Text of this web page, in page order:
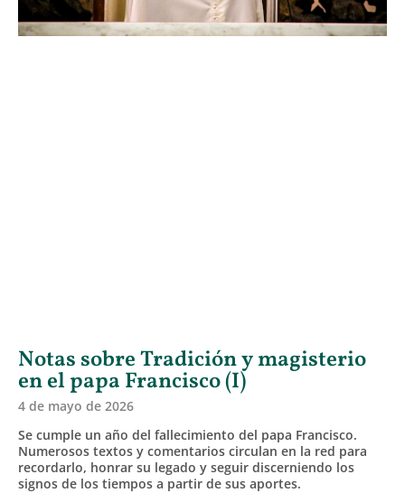
Notas sobre Tradición y magisterio
en el papa Francisco (I)
4 de mayo de 2026
Se cumple un año del fallecimiento del papa Francisco.
Numerosos textos y comentarios circulan en la red para
recordarlo, honrar su legado y seguir discerniendo los
signos de los tiempos a partir de sus aportes.